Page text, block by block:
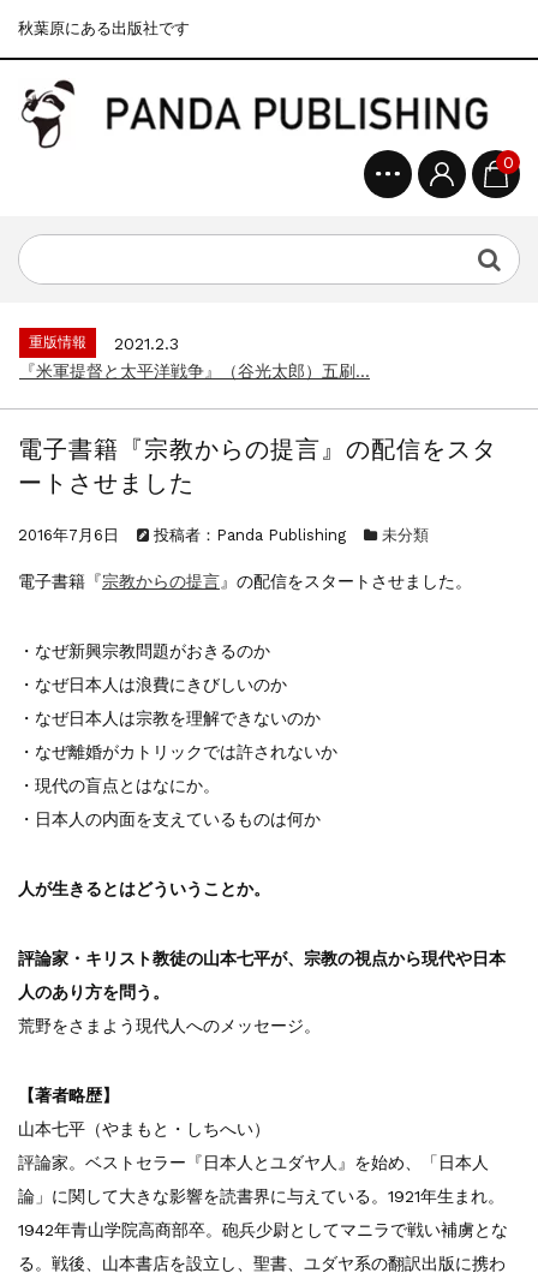
秋葉原にある出版社です
0
『F-2超入門』（関 賢太郎）三刷...
重版情報
2021.3.25
重版情報
2021.2.3
『米軍提督と太平洋戦争』（谷光太郎）五刷...
重版情報
2020.12.18
『日本陸海軍はなぜロジスティクスを軽視し...
『F-2超入門』（関 賢太郎）三刷...
重版情報
2021.3.25
『米軍提督と太平洋戦争』（谷光太郎）五刷...
重版情報
2020.12.18
『「砲兵」から見た世界大戦』（古峰文三）...
重版情報
2020.12.18
『日本陸海軍はなぜロジスティクスを軽視し...
『F-2超入門』（関 賢太郎）三刷...
電子書籍『宗教からの提言』の配信をスタ
ートさせました
2016年7月6日 投稿者：Panda Publishing 未分類
電子書籍『宗教からの提言』の配信をスタートさせました。
・なぜ新興宗教問題がおきるのか
・なぜ日本人は浪費にきびしいのか
・なぜ日本人は宗教を理解できないのか
・なぜ離婚がカトリックでは許されないか
・現代の盲点とはなにか。
・日本人の内面を支えているものは何か
人が生きるとはどういうことか。
評論家・キリスト教徒の山本七平が、宗教の視点から現代や日本
人のあり方を問う。
荒野をさまよう現代人へのメッセージ。
【著者略歴】
山本七平（やまもと・しちへい）
評論家。ベストセラー『日本人とユダヤ人』を始め、「日本人
論」に関して大きな影響を読書界に与えている。1921年生まれ。
1942年青山学院高商部卒。砲兵少尉としてマニラで戦い補虜とな
る。戦後、山本書店を設立し、聖書、ユダヤ系の翻訳出版に携わ